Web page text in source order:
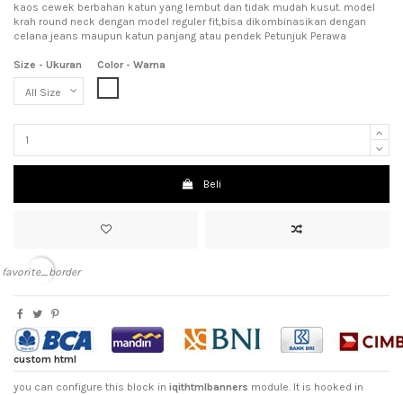
kaos cewek berbahan katun yang lembut dan tidak mudah kusut. model
krah round neck dengan model reguler fit,bisa dikombinasikan dengan
celana jeans maupun katun panjang atau pendek Petunjuk Perawa
Size - Ukuran
Color - Warna
Beli
favorite_border
custom html
you can configure this block in iqithtmlbanners module. It is hooked in